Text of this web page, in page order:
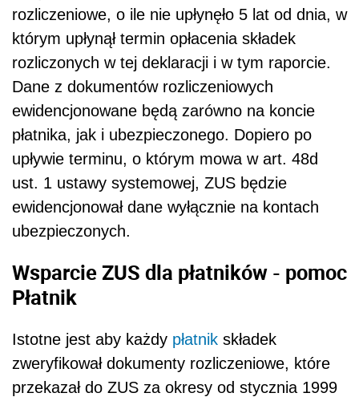
rozliczeniowe, o ile nie upłynęło 5 lat od dnia, w
którym upłynął termin opłacenia składek
rozliczonych w tej deklaracji i w tym raporcie.
Dane z dokumentów rozliczeniowych
ewidencjonowane będą zarówno na koncie
płatnika, jak i ubezpieczonego. Dopiero po
upływie terminu, o którym mowa w art. 48d
ust. 1 ustawy systemowej, ZUS będzie
ewidencjonował dane wyłącznie na kontach
ubezpieczonych.
Wsparcie ZUS dla płatników - pomoc
Płatnik
Istotne jest aby każdy płatnik składek
zweryfikował dokumenty rozliczeniowe, które
przekazał do ZUS za okresy od stycznia 1999